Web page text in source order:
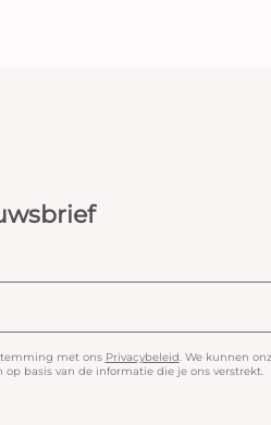
met ons Privacybeleid. We kunnen
op basis van de informatie die je ons verstrekt.